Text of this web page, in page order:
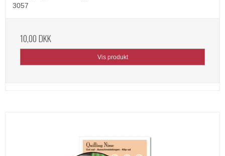
3057
10,00 DKK
Vis produkt